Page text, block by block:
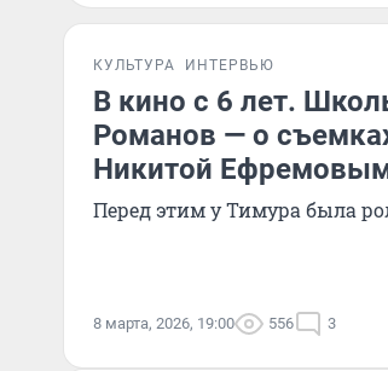
КУЛЬТУРА ИНТЕРВЬЮ
В кино с 6 лет.
Романов — о
Никитой
Перед этим у Тимура была
8 марта, 2026, 19:00 556 3